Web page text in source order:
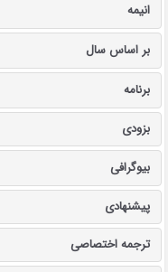
انیمه
بر اساس سال
برنامه
بزودی
بیوگرافی
پیشنهادی
ترجمه اختصاصی